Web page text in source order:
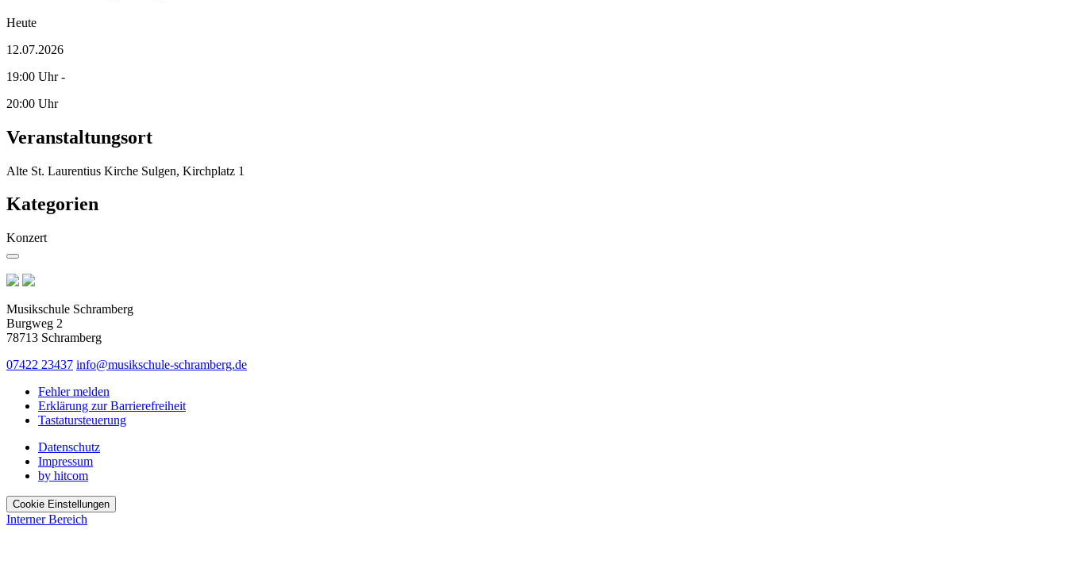
Heute
12.07.2026
19:00 Uhr -
20:00 Uhr
Veranstaltungsort
Alte St. Laurentius Kirche Sulgen, Kirchplatz 1
Kategorien
Konzert
Musikschule Schramberg
Burgweg 2
78713 Schramberg
07422 23437 info@musikschule-schramberg.de
Fehler melden
Erklärung zur Barrierefreiheit
Tastatursteuerung
Datenschutz
Impressum
by hitcom
Cookie Einstellungen
Interner Bereich